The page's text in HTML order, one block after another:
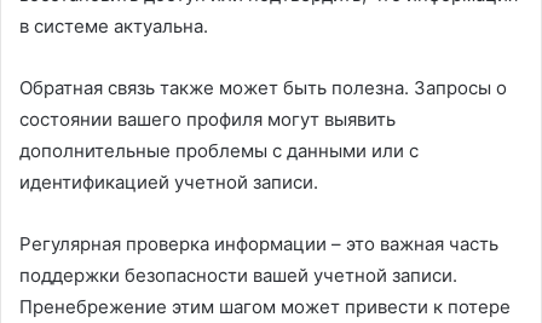
в системе актуальна.
Обратная связь также может быть полезна. Запросы о
состоянии вашего профиля могут выявить
дополнительные проблемы с данными или с
идентификацией учетной записи.
Регулярная проверка информации – это важная часть
поддержки безопасности вашей учетной записи.
Пренебрежение этим шагом может привести к потере